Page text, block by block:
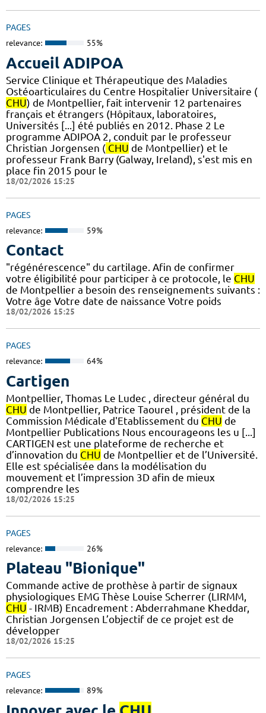
PAGES
relevance: 55%
Accueil ADIPOA
Service Clinique et Thérapeutique des Maladies
Ostéoarticulaires du Centre Hospitalier Universitaire (
CHU) de Montpellier, fait intervenir 12 partenaires
français et étrangers (Hôpitaux, laboratoires,
Universités [...] été publiés en 2012. Phase 2 Le
programme ADIPOA 2, conduit par le professeur
Christian Jorgensen ( CHU de Montpellier) et le
professeur Frank Barry (Galway, Ireland), s'est mis en
place fin 2015 pour le
18/02/2026 15:25
PAGES
relevance: 59%
Contact
"régénérescence" du cartilage. Afin de confirmer
votre éligibilité pour participer à ce protocole, le CHU
de Montpellier a besoin des renseignements suivants :
Votre âge Votre date de naissance Votre poids
18/02/2026 15:25
PAGES
relevance: 64%
Cartigen
Montpellier, Thomas Le Ludec , directeur général du
CHU de Montpellier, Patrice Taourel , président de la
Commission Médicale d'Etablissement du CHU de
Montpellier Publications Nous encourageons les u [...]
CARTIGEN est une plateforme de recherche et
d’innovation du CHU de Montpellier et de l’Université.
Elle est spécialisée dans la modélisation du
mouvement et l’impression 3D afin de mieux
comprendre les
18/02/2026 15:25
PAGES
relevance: 26%
Plateau "Bionique"
Commande active de prothèse à partir de signaux
physiologiques EMG Thèse Louise Scherrer (LIRMM,
CHU - IRMB) Encadrement : Abderrahmane Kheddar,
Christian Jorgensen L’objectif de ce projet est de
développer
18/02/2026 15:25
PAGES
relevance: 89%